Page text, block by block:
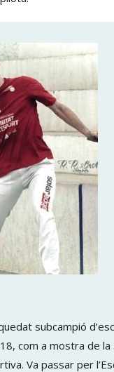
subcampió
com a mostra de la
Va passar per